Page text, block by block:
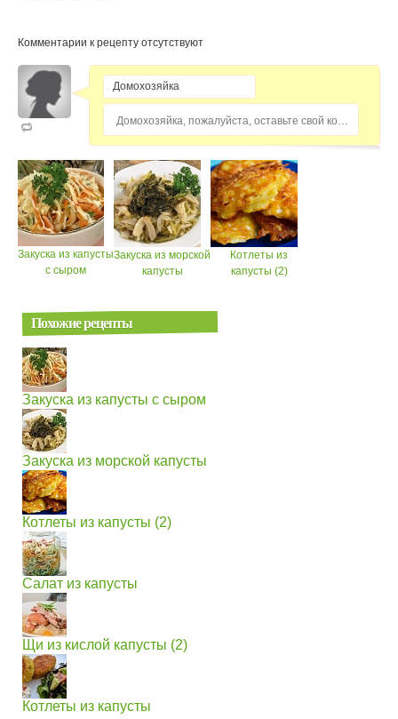
Комментарии к рецепту отсутствуют
Закуска из капусты
с сыром
Закуска из морской
капусты
Котлеты из
капусты (2)
Похожие рецепты
Закуска из капусты с сыром
Закуска из морской капусты
Котлеты из капусты (2)
Салат из капусты
Щи из кислой капусты (2)
Котлеты из капусты